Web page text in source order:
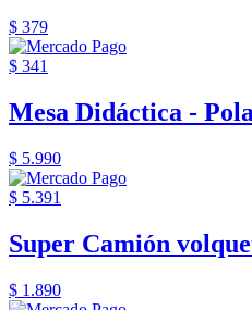
$ 379
$ 341
Mesa Didáctica -
$ 5.990
$ 5.391
Super Camión
$ 1.890